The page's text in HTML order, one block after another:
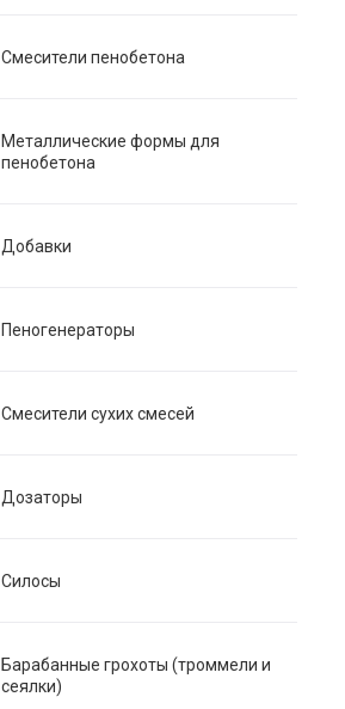
Смесители пенобетона
Металлические формы для
пенобетона
Добавки
Пеногенераторы
Смесители сухих смесей
Дозаторы
Силосы
Барабанные грохоты (троммели и
сеялки)